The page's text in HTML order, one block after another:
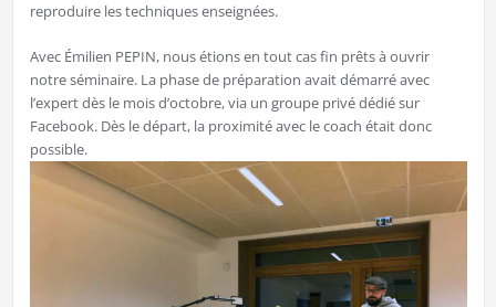
reproduire les techniques enseignées.
Avec Émilien PEPIN, nous étions en tout cas fin prêts à ouvrir
notre séminaire. La phase de préparation avait démarré avec
l’expert dès le mois d’octobre, via un groupe privé dédié sur
Facebook. Dès le départ, la proximité avec le coach était donc
possible.